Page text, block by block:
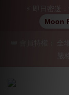
「保密出貨」（
加入會員
👑 會員特權： 全
「保密出貨」（
⚡ 即日密送
Moon